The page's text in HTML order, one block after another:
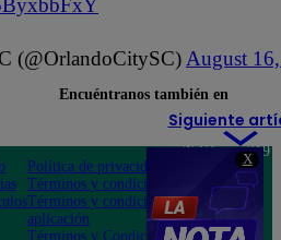
X
(@OrlandoCitySC) August
Siguiente
Encuéntranos también en
Política de privacidad
Términos y condiciones
Términos y condiciones
aplicación
Términos y Condiciones
Teléfono: 219
Av. San
Felipe 968
Jesús María